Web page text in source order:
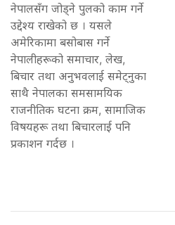
नेपालसँग जोड्ने पुलको काम गर्ने
उद्देश्य राखेको छ । यसले
अमेरिकामा बसोबास गर्ने
नेपालीहरूको समाचार, लेख,
बिचार तथा अनुभवलाई समेट्नुका
साथै नेपालका समसामयिक
राजनीतिक घटना क्रम, सामाजिक
विषयहरू तथा बिचारलाई पनि
प्रकाशन गर्दछ ।